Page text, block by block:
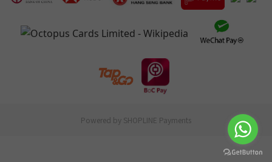
BUY NOW
Powered by SHOPLINE Payments